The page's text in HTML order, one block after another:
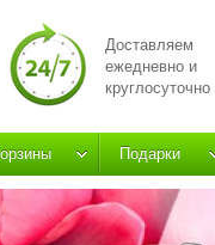
Доставляем
ежедневно и
круглосуточно
Подарки